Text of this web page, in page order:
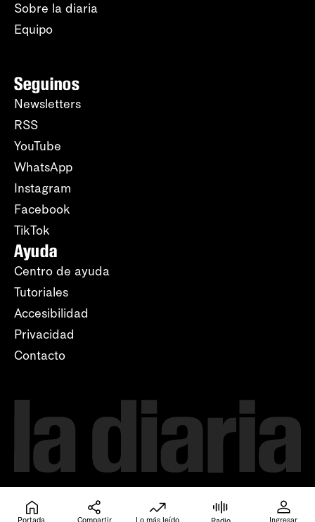
Sobre la diaria
Equipo
Seguinos
Newsletters
RSS
YouTube
WhatsApp
Instagram
Facebook
TikTok
Ayuda
Centro de ayuda
Tutoriales
Accesibilidad
Privacidad
Contacto
Portada Compartir Lo más leído Ingresar